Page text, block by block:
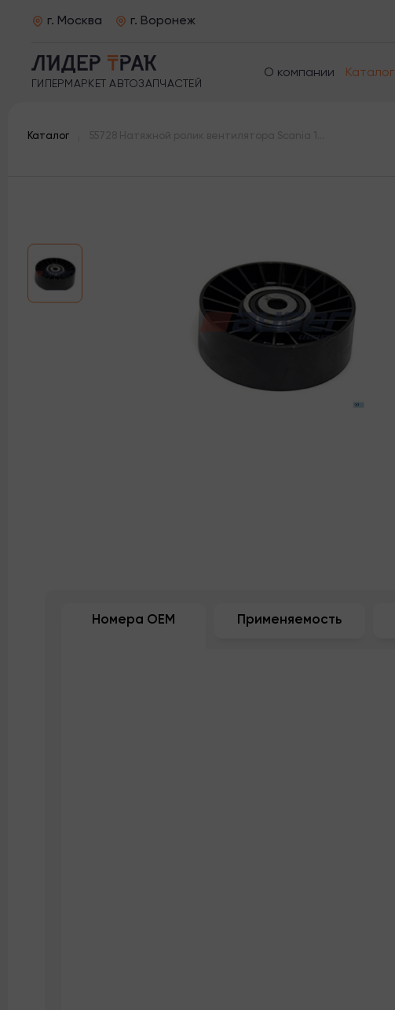
г. Москва г. Воронеж
ГИПЕРМАРКЕТ АВТОЗАПЧАСТЕЙ
О компании Каталог
Каталог
Номера OEM Применяемость